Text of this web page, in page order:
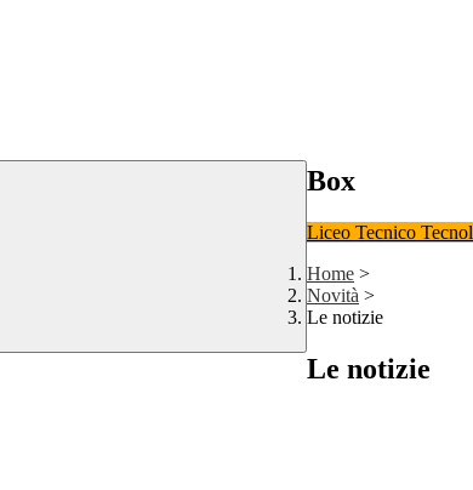
Box
Liceo Tecnico
Home >
Novità >
Le notizie
Le notizie